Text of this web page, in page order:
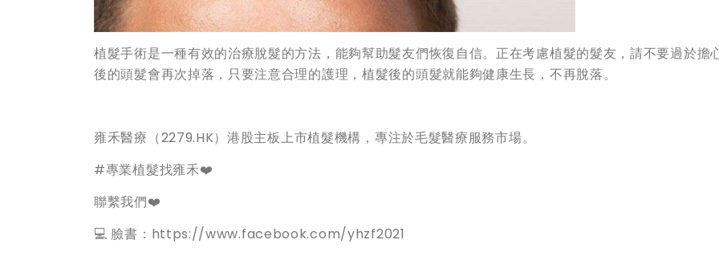
植髮手術是一種有效的治療脫髮的方法，能夠幫助髮友們恢復自信。正在考慮植髮的髮友，請不要過於擔
後的頭髮會再次掉落，只要注意合理的護理，植髮後的頭髮就能夠健康生長，不再脫落。
雍禾醫療（2279.HK）港股主板上市植髮機構，專注於毛髮醫療服務市場。
#專業植髮找雍禾❤️
聯繫我們❤️
💻 臉書：https://www.facebook.com/yhzf2021